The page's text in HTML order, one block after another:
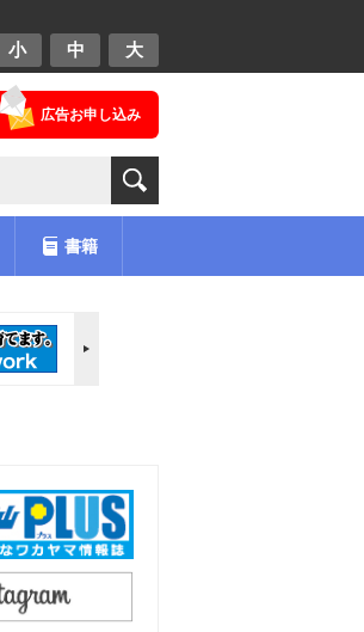
小 中 大
広告お申し込み
書籍